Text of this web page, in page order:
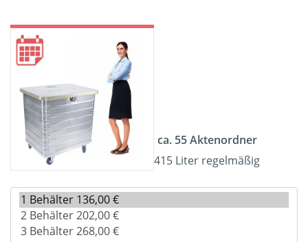
ca. 55 Aktenordner
415 Liter regelmäßig